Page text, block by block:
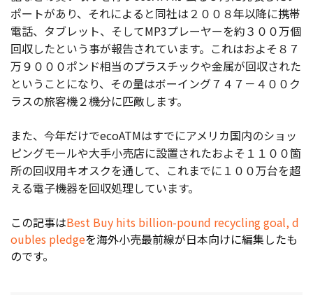
ポートがあり、それによると同社は２００８年以降に携帯
電話、タブレット、そしてMP3プレーヤーを約３００万個
回収したという事が報告されています。これはおよそ８７
万９０００ポンド相当のプラスチックや金属が回収された
ということになり、その量はボーイング７４７－４００ク
ラスの旅客機２機分に匹敵します。
また、今年だけでecoATMはすでにアメリカ国内のショッ
ピングモールや大手小売店に設置されたおよそ１１００箇
所の回収用キオスクを通して、これまでに１００万台を超
える電子機器を回収処理しています。
この記事はBest Buy hits billion-pound recycling goal, d
oubles pledgeを海外小売最前線が日本向けに編集したも
のです。